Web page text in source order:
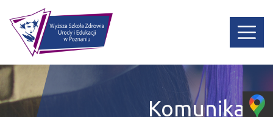
Komunikaty